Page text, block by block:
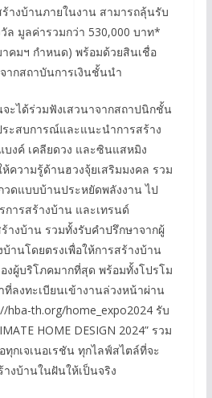
างบ้านภายในงาน สามารถลุ้นรับ
ล มูลค่ารวมกว่า 530,000 บาท*
คมฯ กำหนด) พร้อมด้วยสินเชื่อ
ากสถาบันการเงินชั้นนำ
ะได้ร่วมฟังเสวนาจากสถาปนิกชั้น
ะสบการณ์และแนะนำการสร้าง
งค์ เคลียดวง และซินแสหมิง
ห้ความรู้ด้านฮวงจุ้ยเสริมมงคล รวม
วดแบบบ้านประหยัดพลังงาน ไป
การสร้างบ้าน และเทรนด์
างบ้าน รวมทั้งรับคำปรึกษาจากผู้
านโดยตรงเพื่อให้การสร้างบ้าน
งผู้บริโภคมากที่สุด พร้อมทั้งโปรโม
ลงทะเบียนเข้างานล่วงหน้าผ่าน
hba-th.org/home_expo2024 รับ
HOME DESIGN 2024” รวม
กเจเนอเรชัน ทุกไลฟ์สไตล์ที่จะ
งบ้านในฝันให้เป็นจริง